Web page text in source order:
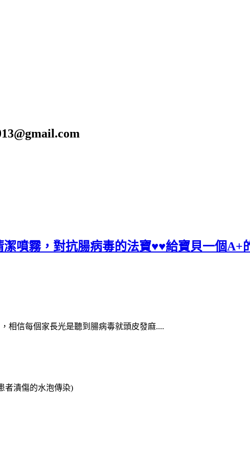
潔噴霧，對抗腸病毒的法寶♥♥給寶貝一個A+
相信每個家長光是聽到腸病毒就頭皮發麻....
者潰傷的水泡傳染)